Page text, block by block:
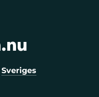
Sveriges